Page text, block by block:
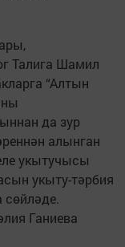
Талига Шамил
“Алтын
да зур
алынган
укытучысы
укыту-тәрбия
сөйләде.
Ганиева